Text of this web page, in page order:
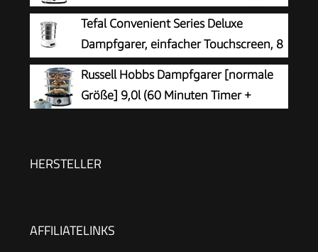
Restlaufzeitanzeige, 2 Garbehälter
Behälter, Reisschale, 60 Min Timer, 2
seitliche Wassereinlässe, Grau, 800W, BPA-frei,
Spülmaschinengeeignet, Edelstahl, 9L Kapazität
Tefal Convenient Series Deluxe
Dampfgarer, einfacher Touchscreen, 8
Programme, Garen auf 3 Ebenen,
Behälter aus Edelstahl, langlebige Qualität,
gesunde Zubereitung, Edelstahl/weiß, VC502D
Russell Hobbs Dampfgarer [normale
Größe] 9,0l (60 Minuten Timer +
Reisschale/Reiskocher + 6 Eierhalter/Eierkocher,
HERSTELLER
AFFILIATELINKS